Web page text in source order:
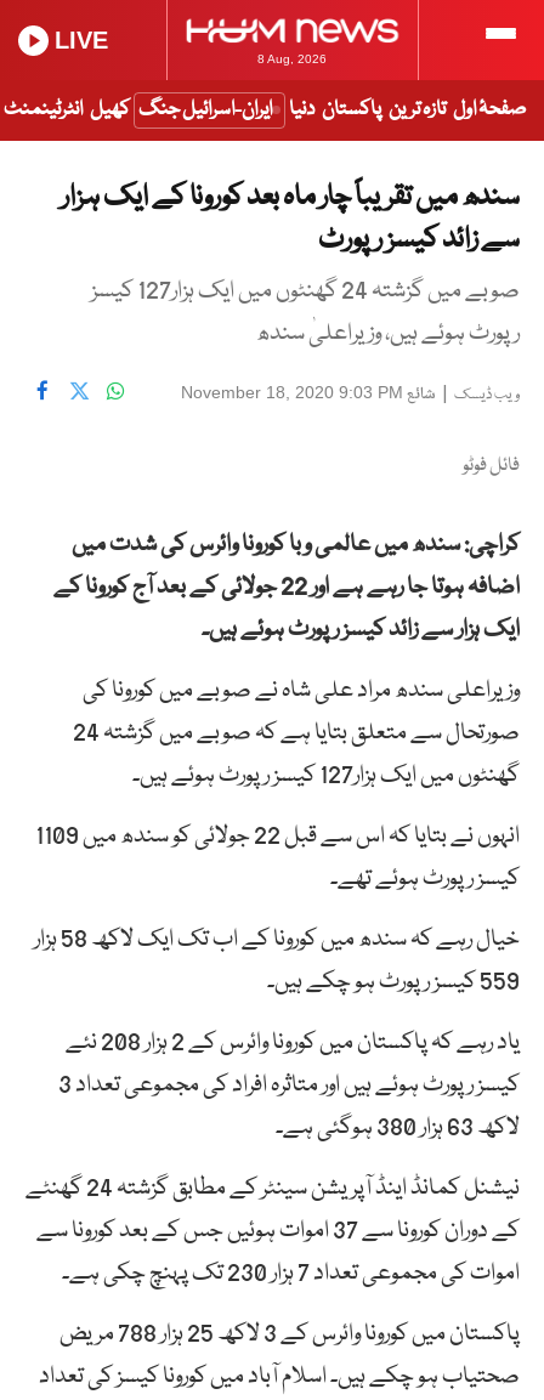
8 Aug, 2026
LIVE
صفحۂ اول تازہ ترین پاکستان دنیا ایران-اسرائیل جنگ کھیل انٹرٹینمنٹ
سندھ میں تقریباً چار ماہ بعد کورونا کے ایک ہزار
سے زائد کیسز رپورٹ
صوبے میں گزشتہ 24 گھنٹوں میں ایک ہزار127 کیسز
رپورٹ ہوئے ہیں، وزیراعلیٰ سندھ
ویب ڈیسک | شائع November 18, 2020 9:03 PM
فائل فوٹو
کراچی: سندھ میں عالمی وبا کورونا وائرس کی شدت میں
اضافہ ہوتا جا رہے ہے اور 22 جولائی کے بعد آج کورونا کے
ایک ہزار سے زائد کیسز رپورٹ ہوئے ہیں۔
وزیراعلی سندھ مراد علی شاہ نے صوبے میں کورونا کی
صورتحال سے متعلق بتایا ہے کہ صوبے میں گزشتہ 24
گھنٹوں میں ایک ہزار127 کیسز رپورٹ ہوئے ہیں۔
انہوں نے بتایا کہ اس سے قبل 22 جولائی کو سندھ میں 1109
کیسز رپورٹ ہوئے تھے۔
خیال رہے کہ سندھ میں کورونا کے اب تک ایک لاکھ 58 ہزار
559 کیسز رپورٹ ہو چکے ہیں۔
یاد رہے کہ پاکستان میں کورونا وائرس کے 2 ہزار 208 نئے
کیسز رپورٹ ہوئے ہیں اور متاثرہ افراد کی مجموعی تعداد 3
لاکھ 63 ہزار 380 ہوگئی ہے۔
نیشنل کمانڈ اینڈ آپریشن سینٹر کے مطابق گزشتہ 24 گھنٹے
کے دوران کورونا سے 37 اموات ہوئیں جس کے بعد کورونا سے
اموات کی مجموعی تعداد 7 ہزار 230 تک پہنچ چکی ہے۔
پاکستان میں کورونا وائرس کے 3 لاکھ 25 ہزار 788 مریض
صحتیاب ہو چکے ہیں۔ اسلام آباد میں کورونا کیسز کی تعداد